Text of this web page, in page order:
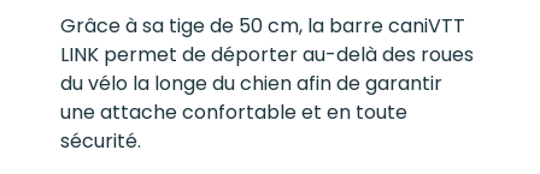
Grâce à sa tige de 50 cm, la barre caniVTT
LINK permet de déporter au-delà des roues
du vélo la longe du chien afin de garantir
une attache confortable et en toute
sécurité.